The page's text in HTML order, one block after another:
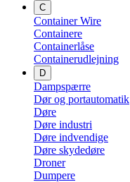
C
Container Wire
Containere
Containerlåse
Containerudlejning
D
Dampspærre
Dør og portautomatik
Døre
Døre industri
Døre indvendige
Døre skydedøre
Droner
Dumpere